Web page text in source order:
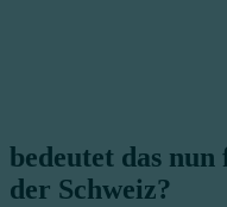
bedeutet das
der Schweiz?